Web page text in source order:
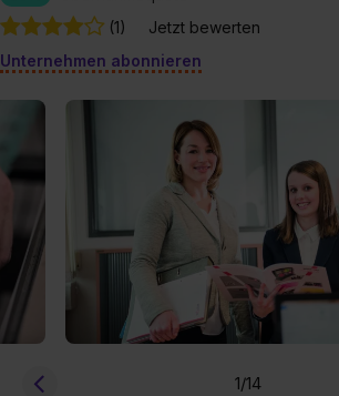
(1)
Jetzt bewerten
Unternehmen abonnieren
1/14